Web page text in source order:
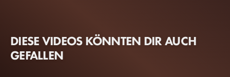
DIESE VIDEOS KÖNNTEN DIR AUCH
GEFALLEN